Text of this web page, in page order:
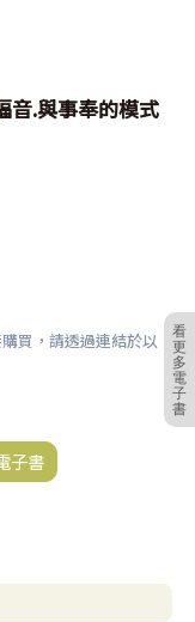
看
更
多
電
子
書
音.與事奉的模式
買，請透過連結於以
子書